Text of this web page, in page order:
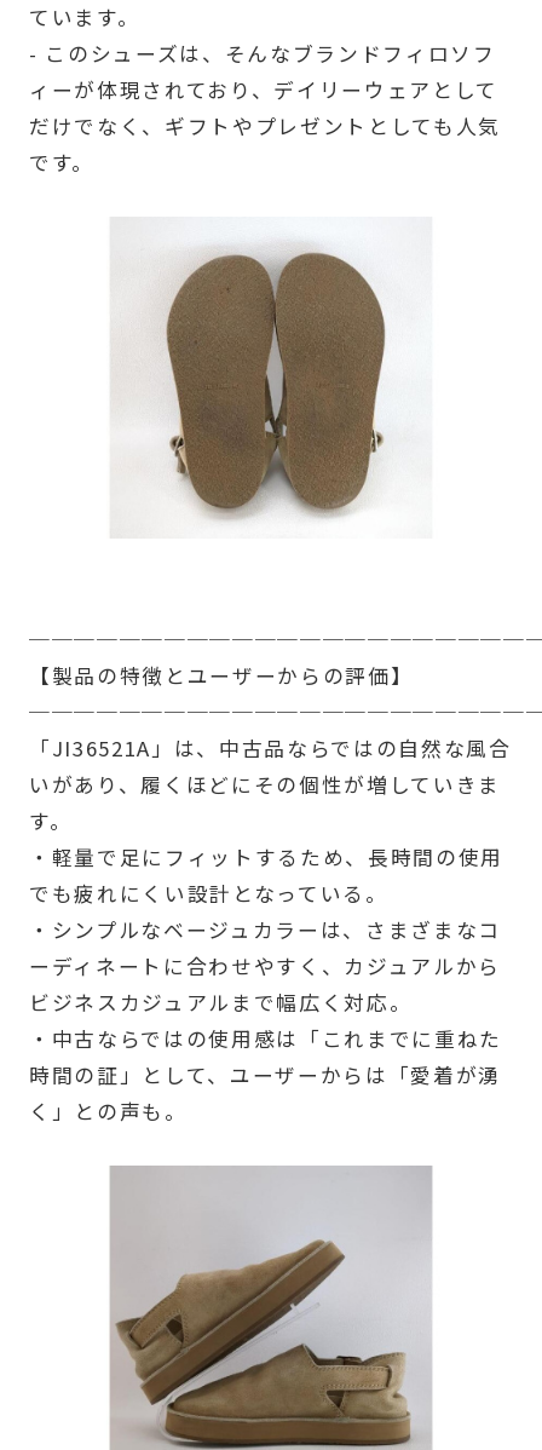
ています。
- このシューズは、そんなブランドフィロソフ
ィーが体現されており、デイリーウェアとして
だけでなく、ギフトやプレゼントとしても人気
です。
【製品の特徴とユーザーからの評価】
「JI36521A」は、中古品ならではの自然な風合
いがあり、履くほどにその個性が増していきま
す。
・軽量で足にフィットするため、長時間の使用
でも疲れにくい設計となっている。
・シンプルなベージュカラーは、さまざまなコ
ーディネートに合わせやすく、カジュアルから
ビジネスカジュアルまで幅広く対応。
・中古ならではの使用感は「これまでに重ねた
時間の証」として、ユーザーからは「愛着が湧
く」との声も。